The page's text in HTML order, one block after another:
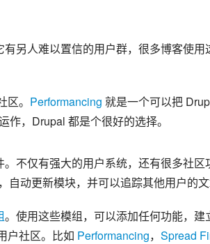
另人难以置信的用户群，很多博客使
。 Performancing 就是一个可以把
，Drupal 都是个很好的选择。
不仅有强大的用户系统，还有很多社
自动更新模块，并可以追踪其他用户的文
。使用这些模组，可以添加任何功能，
户社区。比如 Performancing， Spread